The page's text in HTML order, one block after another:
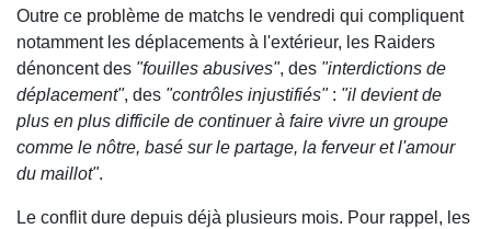
Outre ce problème de matchs le vendredi qui compliquent
notamment les déplacements à l'extérieur, les Raiders
dénoncent des "fouilles abusives", des "interdictions de
déplacement", des "contrôles injustifiés": "il devient de
plus en plus difficile de continuer à faire vivre un groupe
comme le nôtre, basé sur le partage, la ferveur et l'amour
du maillot".
Le conflit dure depuis déjà plusieurs mois. Pour rappel, les